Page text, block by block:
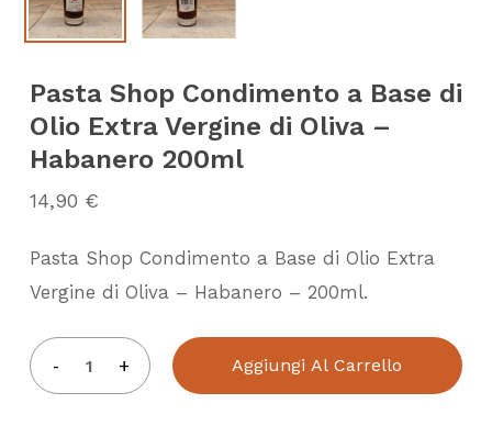
Pasta Shop Condimento a Base di
Olio Extra Vergine di Oliva –
Habanero 200ml
14,90 €
Pasta Shop Condimento a Base di Olio Extra
Vergine di Oliva – Habanero – 200ml.
Aggiungi Al Carrello